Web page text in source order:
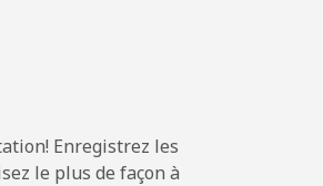
Enregistrez les
le plus de façon à